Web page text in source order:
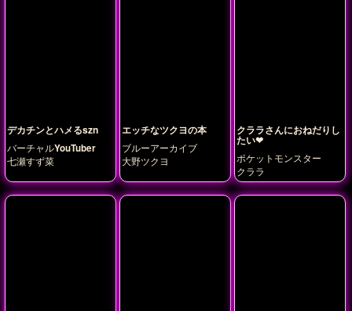
デカチンとハメるszn
バーチャルYouTuber
七瀬すず菜
エッチなツクヨの本
ブルーアーカイブ
大野ツクヨ
クララさんにおねだりし
たい❤
ポケットモンスター
クララ